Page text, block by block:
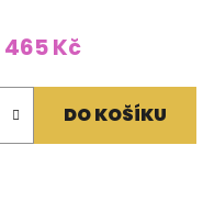
465 Kč
DO KOŠÍKU